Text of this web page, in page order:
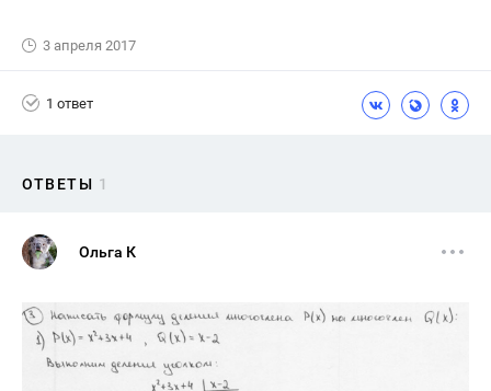
3 апреля 2017
1 ответ
ОТВЕТЫ 1
Ольга К